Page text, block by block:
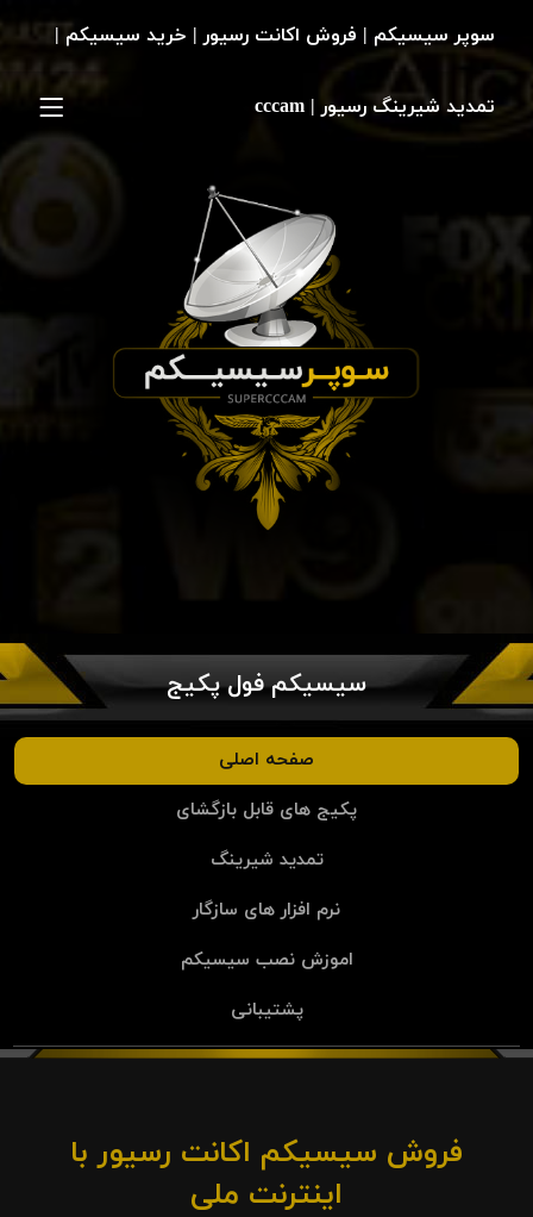
سیسیکم فول پکیج
صفحه اصلی
پکیج های قابل بازگشای
تمدید شیرینگ
نرم افزار های سازگار
اموزش نصب سیسیکم
پشتیبانی
فروش سیسیکم اکانت رسیور با
اینترنت ملی
سوپر سیسیکم | فروش اکانت رسیور | خرید سیسیکم |
تمدید شیرینگ رسیور | cccam